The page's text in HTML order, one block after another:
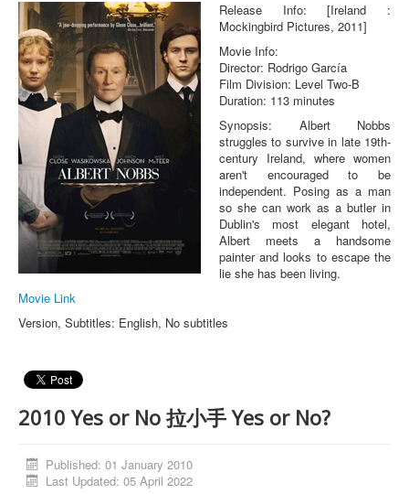
Release Info: [Ireland :
Mockingbird Pictures, 2011]
Movie Info:
Director: Rodrigo García
Film Division: Level Two-B
Duration: 113 minutes
Synopsis: Albert Nobbs
struggles to survive in late 19th-
century Ireland, where women
aren't encouraged to be
independent. Posing as a man
so she can work as a butler in
Dublin's most elegant hotel,
Albert meets a handsome
painter and looks to escape the
lie she has been living.
Movie Link
Version, Subtitles: English, No subtitles
2010 Yes or No 拉小手 Yes or No?
Published: 01 January 2010
Last Updated: 05 April 2022